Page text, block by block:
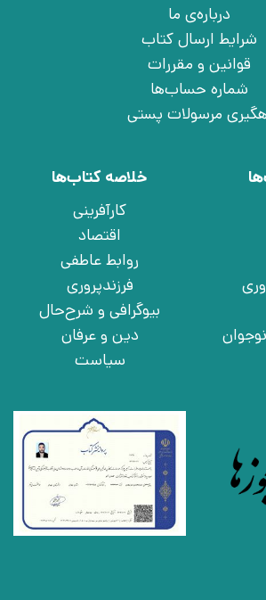
درباره‌ی ما
شرایط ارسال کتاب
قوانین و مقررات
شماره حساب‌ها
مرسولات پستی
خلاصه کتاب‌ها
کارآفرینی
اقتصاد
روابط عاطفی
فرزندپروری
بیوگرافی و شرح‌حال
دین و عرفان
سیاست